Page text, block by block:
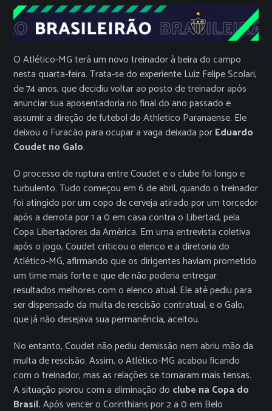
O Atlético-MG terá um novo treinador à beira do campo
nesta quarta-feira. Trata-se do experiente Luiz Felipe Scolari,
de 74 anos, que decidiu voltar ao posto de treinador após
anunciar sua aposentadoria no final do ano passado e
assumir a direção de futebol do Athletico Paranaense. Ele
deixou o Furacão para ocupar a vaga deixada porEduardo
Coudet no Galo.
O processo de ruptura entre Coudet e o clube foi longo e
turbulento. Tudo começou em 6 de abril, quando o treinador
foi atingido por um copo de cerveja atirado por um torcedor
após a derrota por 1 a 0 em casa contra o Libertad, pela
Copa Libertadores da América. Em uma entrevista coletiva
após o jogo, Coudet criticou o elenco e a diretoria do
Atlético-MG, afirmando que os dirigentes haviam prometido
um time mais forte e que ele não poderia entregar
resultados melhores com o elenco atual. Ele até pediu para
ser dispensado da multa de rescisão contratual, e o Galo,
que já não desejava sua permanência, aceitou.
No entanto, Coudet não pediu demissão nem abriu mão da
multa de rescisão. Assim, o Atlético-MG acabou ficando
com o treinador, mas as relações se tornaram mais tensas.
A situação piorou com a eliminação do clube na Copa do
Brasil.Após vencer o Corinthians por 2 a 0 em Belo